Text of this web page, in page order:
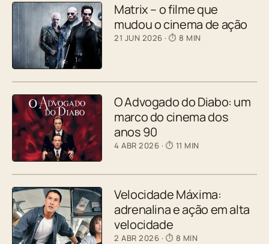
Matrix – o filme que
mudou o cinema de ação
21 JUN 2026 · ⏱ 8 MIN
O Advogado do Diabo: um
marco do cinema dos
anos 90
4 ABR 2026 · ⏱ 11 MIN
Velocidade Máxima:
adrenalina e ação em alta
velocidade
2 ABR 2026 · ⏱ 8 MIN